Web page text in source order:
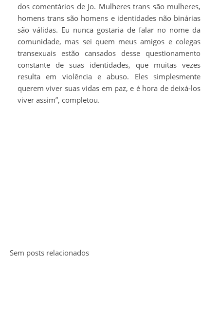
dos comentários de Jo. Mulheres trans são mulheres,
homens trans são homens e identidades não binárias
são válidas. Eu nunca gostaria de falar no nome da
comunidade, mas sei quem meus amigos e colegas
transexuais estão cansados ​​desse questionamento
constante de suas identidades, que muitas vezes
resulta em violência e abuso. Eles simplesmente
querem viver suas vidas em paz, e é hora de deixá-los
viver assim”, completou.
Sem posts relacionados